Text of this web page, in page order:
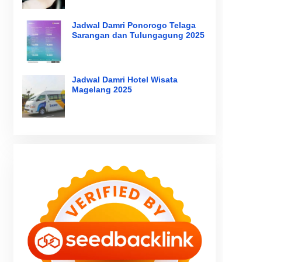
Jadwal Damri Ponorogo Telaga
Sarangan dan Tulungagung 2025
Jadwal Damri Hotel Wisata
Magelang 2025